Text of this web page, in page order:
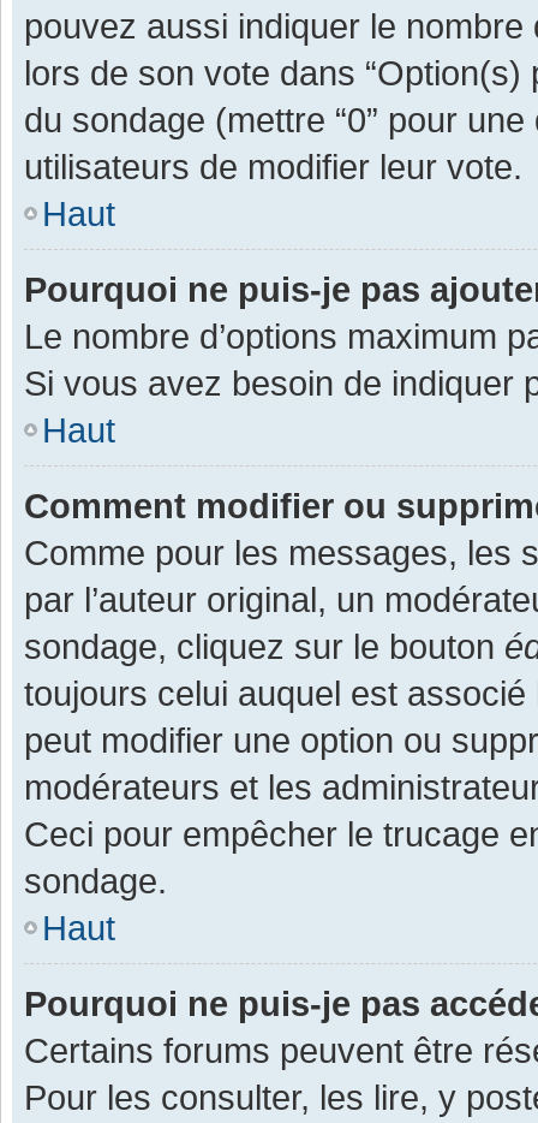
pouvez aussi indiquer le
lors de son vote dans “Option(s)
du sondage (mettre “0” pour
utilisateurs de modifier leur vote.
Haut
Pourquoi ne puis-je pas
Le nombre d’options maximum
Si vous avez besoin de indiquer
Haut
Comment modifier ou
Comme pour les messages, les
par l’auteur original, un
sondage, cliquez sur le bouton
toujours celui auquel est associé
peut modifier une option ou
modérateurs et les
Ceci pour empêcher le trucage
sondage.
Haut
Pourquoi ne puis-je pas
Certains forums peuvent être
Pour les consulter, les lire, y